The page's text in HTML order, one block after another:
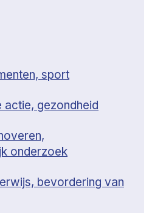
sport
actie, gezondheid
onderzoek
bevordering van